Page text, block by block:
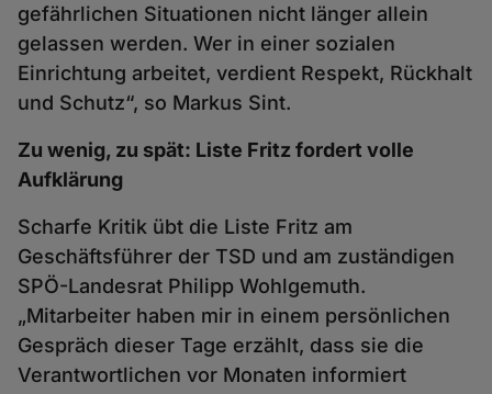
gefährlichen Situationen nicht länger allein
gelassen werden. Wer in einer sozialen
Einrichtung arbeitet, verdient Respekt, Rückhalt
und Schutz“, so Markus Sint.
Zu wenig, zu spät: Liste Fritz fordert volle
Aufklärung
Scharfe Kritik übt die Liste Fritz am
Geschäftsführer der TSD und am zuständigen
SPÖ-Landesrat Philipp Wohlgemuth.
„Mitarbeiter haben mir in einem persönlichen
Gespräch dieser Tage erzählt, dass sie die
Verantwortlichen vor Monaten informiert